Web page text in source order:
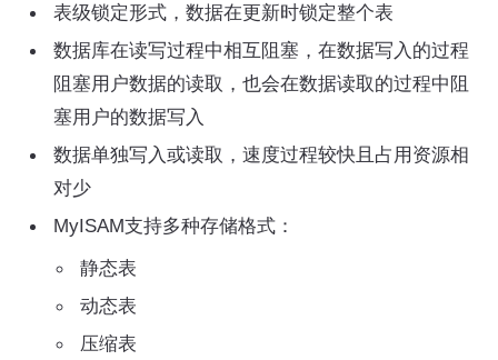
表级锁定形式，数据在更新时锁定整个表
数据库在读写过程中相互阻塞，在数据写入的过程
阻塞用户数据的读取，也会在数据读取的过程中阻
塞用户的数据写入
数据单独写入或读取，速度过程较快且占用资源相
对少
MyISAM支持多种存储格式：
静态表
动态表
压缩表